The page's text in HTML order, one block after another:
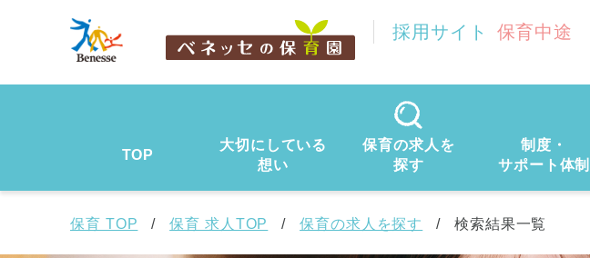
採用サイト 保育中途
TOP
大切にしている
想い
保育の求人を
探す
制度・
サポート体制
保育 TOP 保育 求人TOP 保育の求人を探す 検索結果一覧